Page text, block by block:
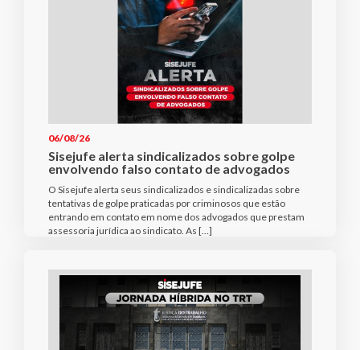
06/08/26
Sisejufe alerta sindicalizados sobre golpe
envolvendo falso contato de advogados
O Sisejufe alerta seus sindicalizados e sindicalizadas sobre
tentativas de golpe praticadas por criminosos que estão
entrando em contato em nome dos advogados que prestam
assessoria jurídica ao sindicato. As […]